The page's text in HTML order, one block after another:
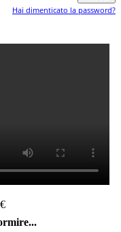
Hai dimenticato la password?